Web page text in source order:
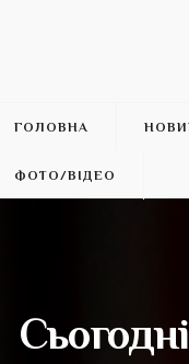
ГОЛОВНА
ФОТО/ВІДЕО